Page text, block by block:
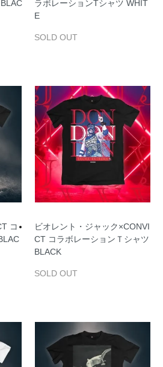
ラボレーションTシャツ WHIT
E
SOLD OUT
コ
ビオレント・ジャック×CONVI
CT コラボレーションＴシャツ
BLACK
SOLD OUT